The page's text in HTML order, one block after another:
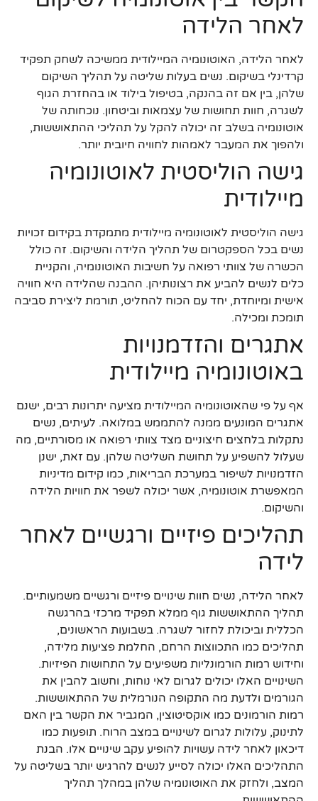
לאחר הלידה
לאחר הלידה, האוטונומיה המיילודית ממשיכה לשחק תפקיד
קרדינלי בשיקום. נשים בעלות שליטה על תהליך השיקום
שלהן, בין אם זה בהנקה, בטיפול בילוד או בהחזרת הגוף
לשגרה, חוות תחושות של עצמאות וביטחון. נוכחותה של
אוטונומיה בשלב זה יכולה להקל על תהליכי ההתאוששות,
ולהפוך את המעבר לאמהות לחוויה חיובית יותר.
גישה הוליסטית לאוטונומיה
מיילודית
גישה הוליסטית לאוטונומיה מיילודית מתמקדת בקידום זכויות
נשים בכל הספקטרום של תהליך הלידה והשיקום. זה כולל
הכשרה של צוותי רפואה על חשיבות האוטונומיה, והקניית
כלים לנשים להביע את רצונותיהן. ההבנה שהלידה היא חוויה
אישית ומיוחדת, יחד עם הכוח להחליט, תורמת ליצירת סביבה
תומכת ומכילה.
אתגרים והזדמנויות
באוטונומיה מיילודית
אף על פי שהאוטונומיה המיילודית מציעה יתרונות רבים, ישנם
אתגרים המונעים ממנה להתממש במלואה. לעיתים, נשים
נתקלות בלחצים חיצוניים מצד צוותי רפואה או מסורתיים, מה
שעלול להשפיע על תחושת השליטה שלהן. עם זאת, ישנן
הזדמנויות לשיפור במערכת הבריאות, כמו קידום מדיניות
המאפשרת אוטונומיה, אשר יכולה לשפר את חוויות הלידה
והשיקום.
תהליכים פיזיים ורגשיים לאחר
לידה
לאחר הלידה, נשים חוות שינויים פיזיים ורגשיים משמעותיים.
תהליך ההתאוששות גוף ממלא תפקיד מרכזי בהרגשה
הכללית וביכולת לחזור לשגרה. בשבועות הראשונים,
תהליכים כמו התכווצות הרחם, החלמת פציעות מלידה,
וחידוש רמות הורמונליות משפיעים על התחושות הפיזיות.
השינויים האלו יכולים לגרום לאי נוחות, וחשוב להבין את
הגורמים ולדעת מה התקופה הנורמלית של ההתאוששות.
רמות הורמונים כמו אוקסיטוצין, המגביר את הקשר בין האם
לתינוק, עלולות לגרום לשינויים במצב הרוח. תופעות כמו
דיכאון לאחר לידה עשויות להופיע עקב שינויים אלו. הבנת
התהליכים האלו יכולה לסייע לנשים להרגיש יותר בשליטה על
המצב, ולחזק את האוטונומיה שלהן במהלך תהליך